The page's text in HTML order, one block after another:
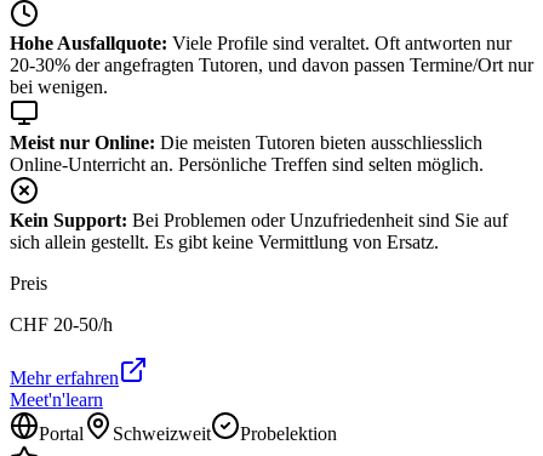
Hohe Ausfallquote: Viele Profile sind veraltet. Oft antworten nur
20-30% der angefragten Tutoren, und davon passen Termine/Ort nur
bei wenigen.
Meist nur Online: Die meisten Tutoren bieten ausschliesslich
Online-Unterricht an. Persönliche Treffen sind selten möglich.
Kein Support: Bei Problemen oder Unzufriedenheit sind Sie auf
sich allein gestellt. Es gibt keine Vermittlung von Ersatz.
Preis
CHF 20-50/h
Mehr erfahren
Meet'n'learn
Portal
Schweizweit
Probelektion